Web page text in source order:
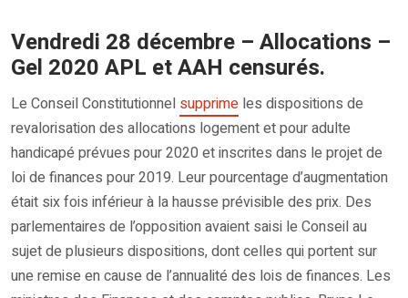
Vendredi 28 décembre – Allocations –
Gel 2020 APL et AAH censurés.
Le Conseil Constitutionnel supprime les dispositions de
revalorisation des allocations logement et pour adulte
handicapé prévues pour 2020 et inscrites dans le projet de
loi de finances pour 2019. Leur pourcentage d’augmentation
était six fois inférieur à la hausse prévisible des prix. Des
parlementaires de l’opposition avaient saisi le Conseil au
sujet de plusieurs dispositions, dont celles qui portent sur
une remise en cause de l’annualité des lois de finances. Les